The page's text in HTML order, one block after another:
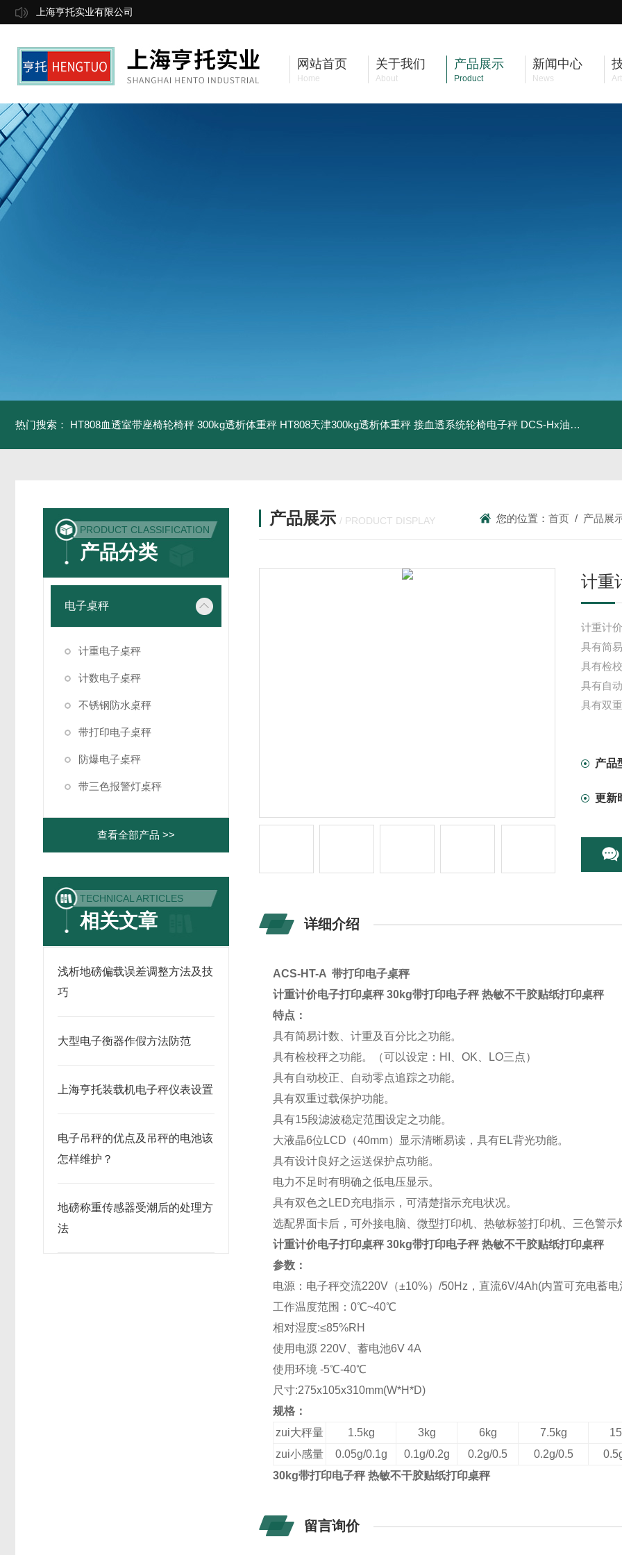
上海亨托实业有限公司
网站首页
Home
关于我们
About
产品展示
Product
新闻中心
News
热门搜索： HT808血透室带座椅轮椅秤 300kg透析体重秤 HT808天津300kg透析体重秤 接血透系统轮椅电子秤 DCS-Hx油桶搬运车电子秤 上海350kg防爆倒桶称
PRODUCT CLASSIFICATION
产品分类
电子桌秤
计重电子桌秤
计数电子桌秤
不锈钢防水桌秤
带打印电子桌秤
防爆电子桌秤
带三色报警灯桌秤
查看全部产品 >>
TECHNICAL ARTICLES
相关文章
浅析地磅偏载误差调整方法及技
巧
大型电子衡器作假方法防范
上海亨托装载机电子秤仪表设置
电子吊秤的优点及吊秤的电池该
怎样维护？
地磅称重传感器受潮后的处理方
法
产品展示 / PRODUCT DISPLAY 您的位置：首页 / 产品展
计重
计重计
具有简
具有检
具有自
具有双
产品
更新
详细介绍
ACS-HT-A带打印电子桌秤
计重计价电子打印桌秤 30kg带打印电子秤 热敏不干胶贴纸打印桌秤
特点：
具有简易计数、计重及百分比之功能。
具有检校秤之功能。（可以设定：HI、OK、LO三点）
具有自动校正、自动零点追踪之功能。
具有双重过载保护功能。
具有15段滤波稳定范围设定之功能。
大液晶6位LCD（40mm）显示清晰易读，具有EL背光功能。
具有设计良好之运送保护点功能。
电力不足时有明确之低电压显示。
具有双色之LED充电指示，可清楚指示充电状况。
选配界面卡后，可外接电脑、微型打印机、热敏标签打印机、三色警示
计重计价电子打印桌秤 30kg带打印电子秤 热敏不干胶贴纸打印桌秤
参数：
电源：电子秤交流220V（±10%）/50Hz，直流6V/4Ah(内置可充电蓄电
工作温度范围：0℃~40℃
相对湿度:≤85%RH
使用电源 220V、蓄电池6V 4A
使用环境 -5℃-40℃
尺寸:275x105x310mm(W*H*D)
规格：
zui大秤量
1.5kg 3kg 6kg 7.5kg
zui小感量
0.05g/0.1g 0.1g/0.2g 0.2g/0.5 0.2g/0.5
30kg带打印电子秤 热敏不干胶贴纸打印桌秤
留言询价